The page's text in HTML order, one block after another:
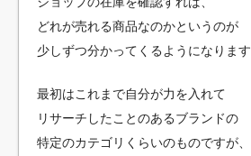
どれが売れる商品なのかというのが
少しずつ分かってくるようになります
最初はこれまで自分が力を入れて
リサーチしたことのあるブランドの
特定のカテゴリくらいのものですが、